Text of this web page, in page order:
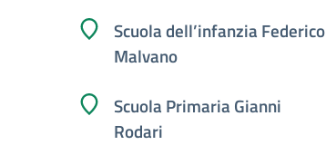
Scuola dell’infanzia Federico
Malvano
Scuola Primaria Gianni
Rodari